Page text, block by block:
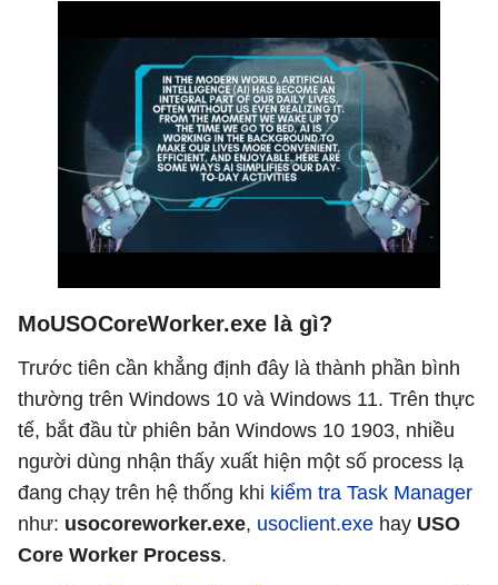
MoUSOCoreWorker.exe là gì?
Trước tiên cần khẳng định đây là thành phần bình
thường trên Windows 10 và Windows 11. Trên thực
tế, bắt đầu từ phiên bản Windows 10 1903, nhiều
người dùng nhận thấy xuất hiện một số process lạ
đang chạy trên hệ thống khi kiểm tra Task Manager
như: usocoreworker.exe, usoclient.exe hay USO
Core Worker Process.